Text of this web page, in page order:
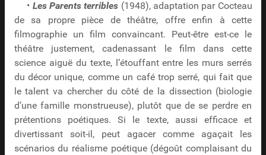
• Les Parents terribles (1948), adaptation par Cocteau
de sa propre pièce de théâtre, offre enfin à cette
filmographie un film convaincant. Peut-être est-ce le
théâtre justement, cadenassant le film dans cette
science aiguë du texte, l’étouffant entre les murs serrés
du décor unique, comme un café trop serré, qui fait que
le talent va chercher du côté de la dissection (biologie
d’une famille monstrueuse), plutôt que de se perdre en
prétentions poétiques. Si le texte, aussi efficace et
divertissant soit-il, peut agacer comme agaçait les
scénarios du réalisme poétique (dégoût complaisant du